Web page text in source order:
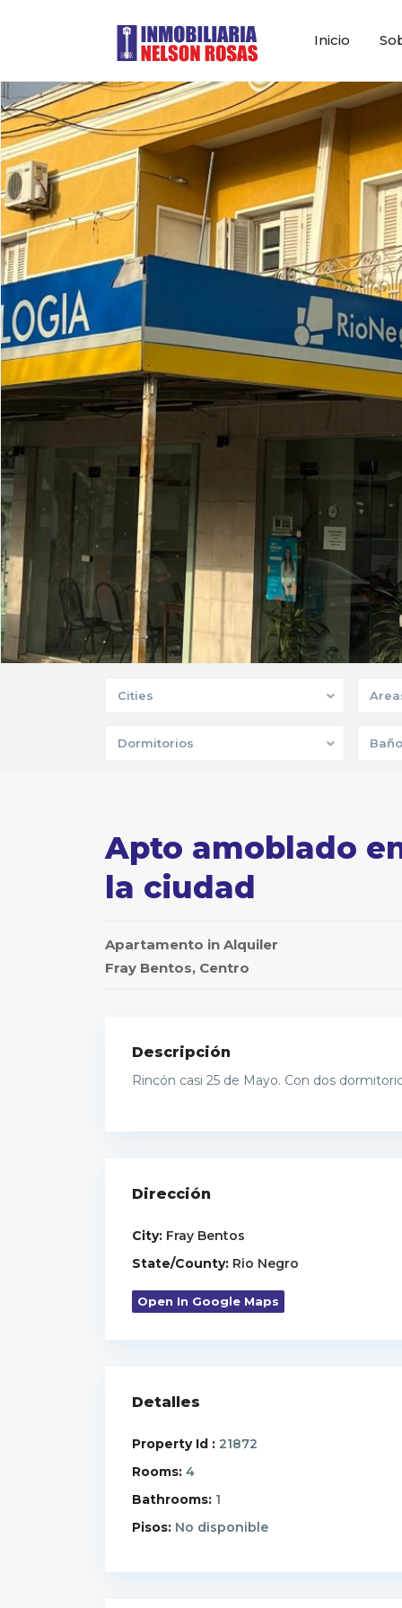
Inicio
Cities
Dormitorios
Apto amoblado
la ciudad
Apartamento in Alquiler
Fray Bentos, Centro
Descripción
Rincón casi 25 de Mayo. Con dos
Dirección
City: Fray Bentos
State/County: Rio Negro
Open In Google Maps
Detalles
Property Id : 21872
Rooms: 4
Bathrooms: 1
Pisos: No disponible